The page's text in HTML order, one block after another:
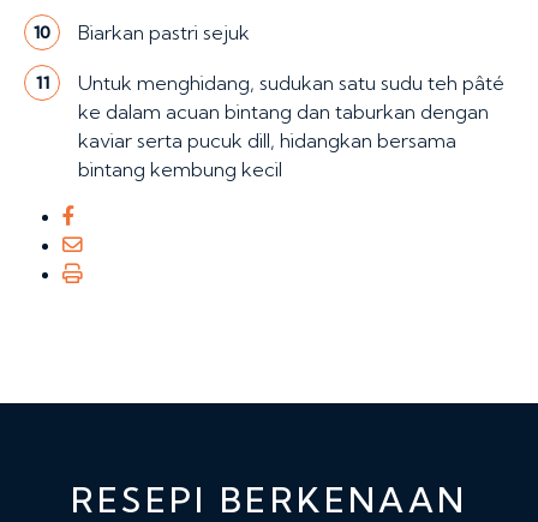
10 Biarkan pastri sejuk
11
Untuk menghidang, sudukan satu sudu teh pâté
ke dalam acuan bintang dan taburkan dengan
kaviar serta pucuk dill, hidangkan bersama
bintang kembung kecil
RESEPI BERKENAAN